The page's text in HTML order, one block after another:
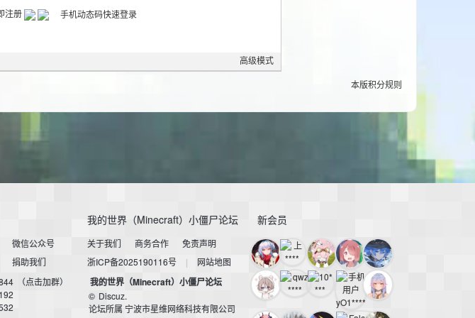
注册
高级模式
本版积分规则
微信公众号
捐助我们
（点击加群）
我的世界（Minecraft）小僵尸论坛
关于我们 商务合作
免责声明
浙ICP备2025190116号
| 网站地图
我的世界（Minecraft）小僵尸论坛
© Discuz.
论坛所属 宁波市星维网络科技有限公司
新会员